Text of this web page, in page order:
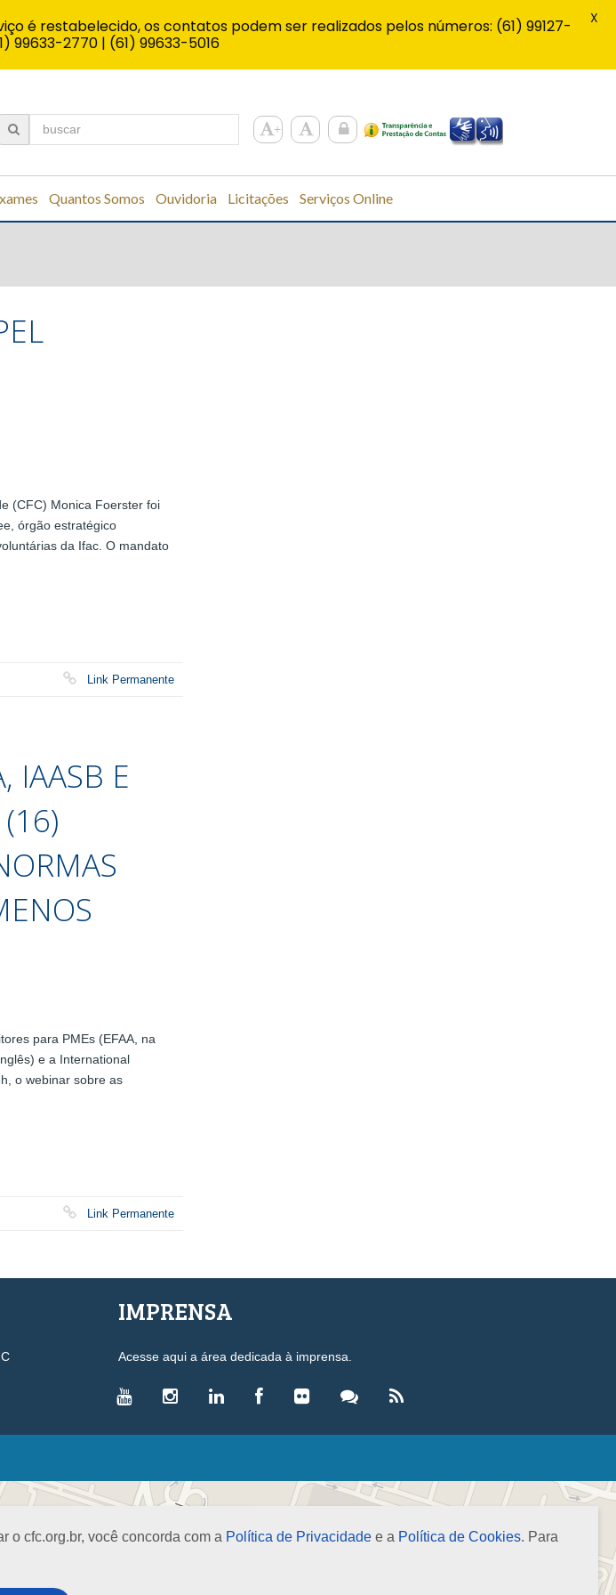
Quantos Somos Ouvidoria Licitações Serviços Online
(CFC) Monica Foerster foi
órgão estratégico
da Ifac. O mandato
Link Permanente
IAASB E
para PMEs (EFAA, na
e a International
o webinar sobre as
Link Permanente
o cfc.org.br, você concorda com a Política de Privacidade e a Política de Cookies. Para
IMPRENSA
Acesse aqui a área dedicada à imprensa.
LEGISLAÇÃO
Leis
Decretos-Lei
é restabelecido, os contatos podem ser realizados pelos números: (61) 99127-
99633-2770 | (61) 99633-5016
X